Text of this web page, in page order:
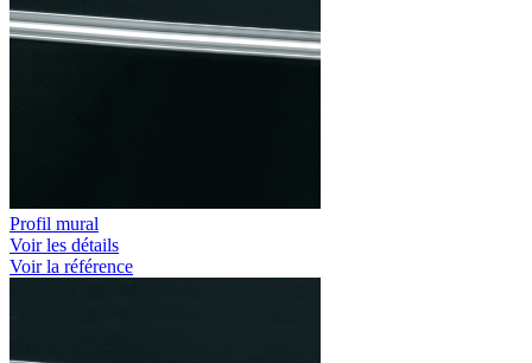
Profil mural
Voir les détails
Voir la référence